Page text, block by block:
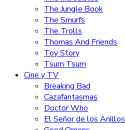
The Jungle Book
The Smurfs
The Trolls
Thomas And Friends
Toy Story
Tsum Tsum
Cine y TV
Breaking Bad
Cazafantasmas
Doctor Who
El Señor de los Anillos